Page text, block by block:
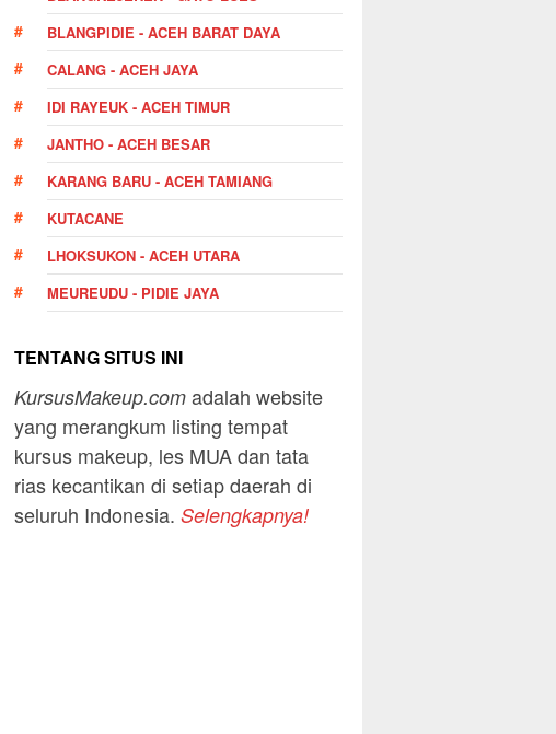
BLANGPIDIE - ACEH BARAT DAYA
CALANG - ACEH JAYA
IDI RAYEUK - ACEH TIMUR
JANTHO - ACEH BESAR
KARANG BARU - ACEH TAMIANG
KUTACANE
LHOKSUKON - ACEH UTARA
MEUREUDU - PIDIE JAYA
TENTANG SITUS INI
KursusMakeup.com adalah website
yang merangkum listing tempat
kursus makeup, les MUA dan tata
rias kecantikan di setiap daerah di
seluruh Indonesia.Selengkapnya!